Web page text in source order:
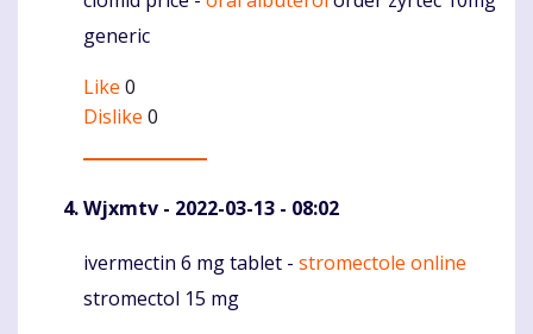
generic
Like 0
Dislike 0
Wjxmtv - 2022-03-13 - 08:02
Komentaras
ivermectin 6 mg tablet - stromectole online
stromectol 15 mg